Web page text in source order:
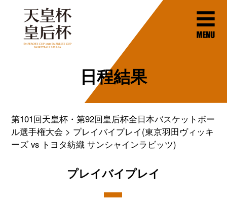
日程結果
第101回天皇杯・第92回皇后杯全日本バスケットボー
ル選手権大会
プレイバイプレイ(東京羽田ヴィッキ
ーズ vs トヨタ紡織 サンシャインラビッツ)
プレイバイプレイ